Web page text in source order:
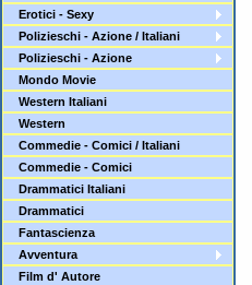
Erotici - Sexy
Polizieschi - Azione / Italiani
Polizieschi - Azione
Mondo Movie
Western Italiani
Western
Commedie - Comici / Italiani
Commedie - Comici
Drammatici Italiani
Drammatici
Fantascienza
Avventura
Film d' Autore